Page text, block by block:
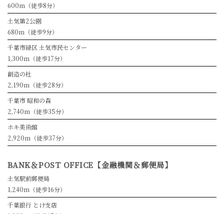
600m（徒歩8分）
土気第2公園
680m（徒歩9分）
千葉市緑区 土気市民センター
1,300m（徒歩17分）
創造の杜
2,190m（徒歩28分）
千葉市 昭和の森
2,740m（徒歩35分）
ホキ美術館
2,920m（徒歩37分）
BANK＆POST OFFICE【金融機関＆郵便局】
土気駅前郵便局
1,240m（徒歩16分）
千葉銀行 とけ支店